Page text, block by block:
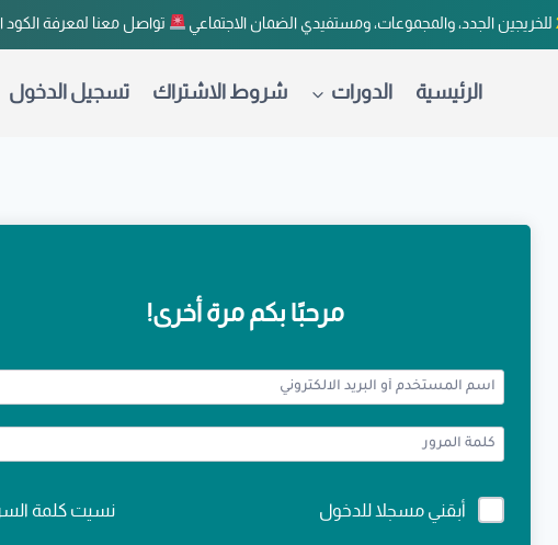
للخريجين الجدد، والمجموعات، ومستفيدي الضمان الاجتماعي تواصل معنا لمعرفة
الرئيسية الدورات شروط الاشتراك تسجيل الدخول
مرحبًا بكم مرة أخرى!
Alternative:
أبقني مسجلا للدخول نسيت كلمة